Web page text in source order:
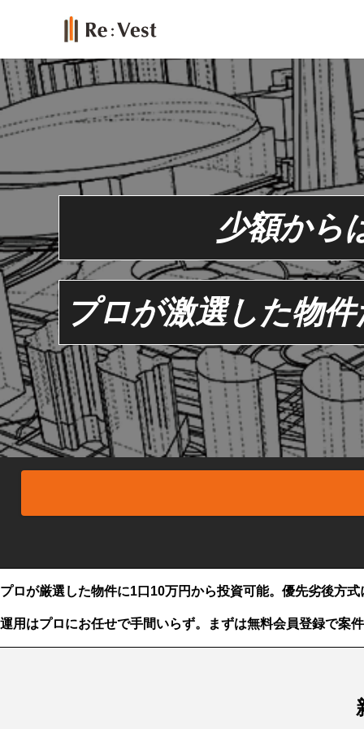
少額から
プロが激選した物
プロが厳選した物件に1口10万円から投資可能。 優先劣後方式
運用はプロにお任せで手間いらず。まずは無料会員登録で案